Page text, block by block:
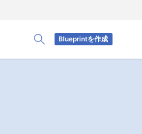
Toggle Search Panel
Blueprintを作成